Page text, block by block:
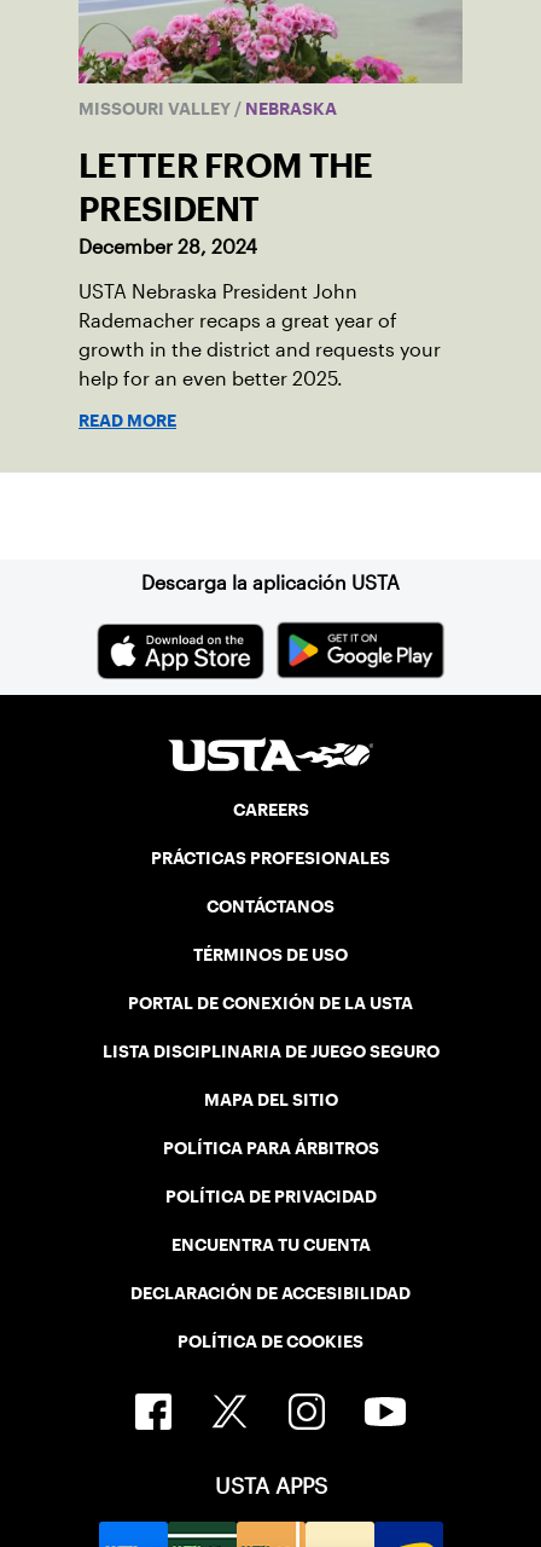
MISSOURI VALLEY / NEBRASKA
LETTER FROM THE
PRESIDENT
December 28, 2024
USTA Nebraska President John
Rademacher recaps a great year of
growth in the district and requests your
help for an even better 2025.
READ MORE
Descarga la aplicación USTA
CAREERS
PRÁCTICAS PROFESIONALES
CONTÁCTANOS
TÉRMINOS DE USO
PORTAL DE CONEXIÓN DE LA USTA
LISTA DISCIPLINARIA DE JUEGO SEGURO
MAPA DEL SITIO
POLÍTICA PARA ÁRBITROS
POLÍTICA DE PRIVACIDAD
ENCUENTRA TU CUENTA
DECLARACIÓN DE ACCESIBILIDAD
POLÍTICA DE COOKIES
USTA APPS